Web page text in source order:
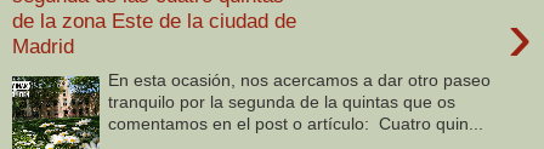
de la zona Este de la ciudad de
Madrid
›
En esta ocasión, nos acercamos a dar otro paseo
tranquilo por la segunda de la quintas que os
comentamos en el post o artículo: Cuatro quin...